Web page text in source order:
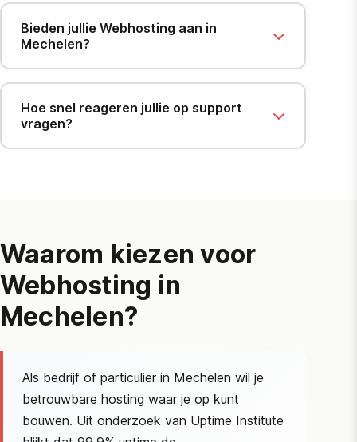
Bieden jullie Webhosting aan in
Mechelen?
Hoe snel reageren jullie op support
vragen?
Waarom kiezen voor
Webhosting in
Mechelen?
Als bedrijf of particulier in Mechelen wil je
betrouwbare hosting waar je op kunt
bouwen. Uit onderzoek van Uptime Institute